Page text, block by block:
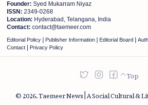
Founder: Syed Mukarram Niyaz
ISSN: 2349-0268
Location: Hyderabad, Telangana, India
Contact: contact@taemeer.com
Editorial Policy Publisher Information Editorial Board
Contact Privacy Policy
2026.Taemeer News | A Social Cultural &